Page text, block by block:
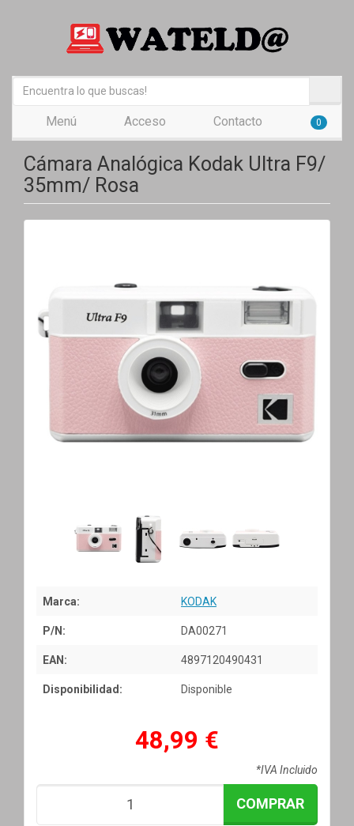
Menú Acceso Contacto 0
Cámara Analógica Kodak Ultra F9/
35mm/ Rosa
Marca: KODAK
P/N: DA00271
EAN: 4897120490431
Disponibilidad: Disponible
48,99 €
*IVA Incluido
COMPRAR